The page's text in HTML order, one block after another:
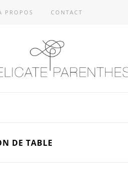
PROPOS CONTACT
DE TABLE